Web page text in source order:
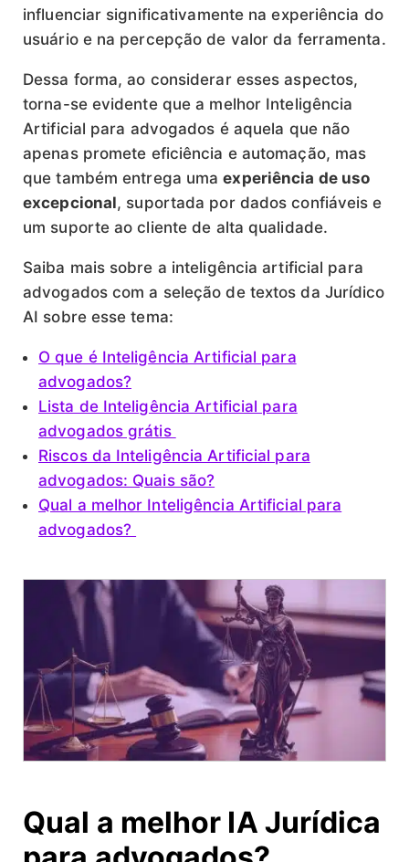
influenciar significativamente na experiência do
usuário e na percepção de valor da ferramenta.
Dessa forma, ao considerar esses aspectos,
torna-se evidente que a melhor Inteligência
Artificial para advogados é aquela que não
apenas promete eficiência e automação, mas
que também entrega umaexperiência de uso
excepcional, suportada por dados confiáveis e
um suporte ao cliente de alta qualidade.
Saiba mais sobre a inteligência artificial para
advogados com a seleção de textos da Jurídico
AI sobre esse tema:
O que é Inteligência Artificial para
advogados?
Lista de Inteligência Artificial para
advogados grátis
Riscos da Inteligência Artificial para
advogados: Quais são?
Qual a melhor Inteligência Artificial para
advogados?
Qual a melhor IA Jurídica